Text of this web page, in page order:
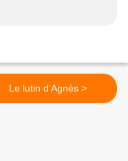
Le lutin d'Agnès >